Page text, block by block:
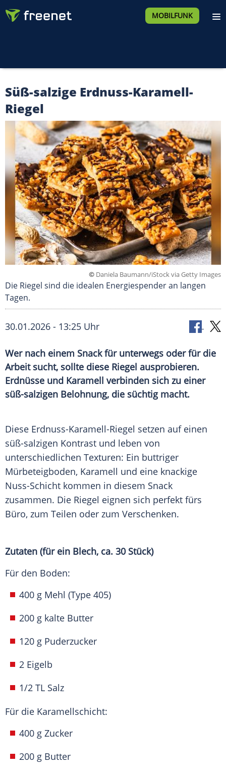
MOBILFUNK
Süß-salzige Erdnuss-Karamell-
Riegel
© Daniela Baumann/iStock via Getty Images
Die Riegel sind die idealen Energiespender an langen
Tagen.
30.01.2026 - 13:25 Uhr
Wer nach einem Snack für unterwegs oder für die
Arbeit sucht, sollte diese Riegel ausprobieren.
Erdnüsse und Karamell verbinden sich zu einer
süß-salzigen Belohnung, die süchtig macht.
Diese Erdnuss-Karamell-Riegel setzen auf einen
süß-salzigen Kontrast und leben von
unterschiedlichen Texturen: Ein buttriger
Mürbeteigboden, Karamell und eine knackige
Nuss-Schicht kommen in diesem Snack
zusammen. Die Riegel eignen sich perfekt fürs
Büro, zum Teilen oder zum Verschenken.
Zutaten (für ein Blech, ca. 30 Stück)
Für den Boden:
400 g Mehl (Type 405)
200 g kalte Butter
120 g Puderzucker
2 Eigelb
1/2 TL Salz
Für die Karamellschicht:
400 g Zucker
200 g Butter